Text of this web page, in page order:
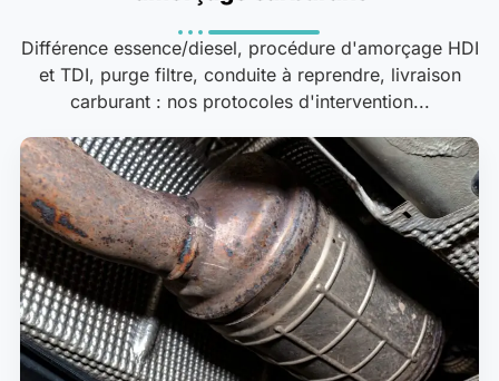
Différence essence/diesel, procédure d'amorçage HDI
et TDI, purge filtre, conduite à reprendre, livraison
carburant : nos protocoles d'intervention...